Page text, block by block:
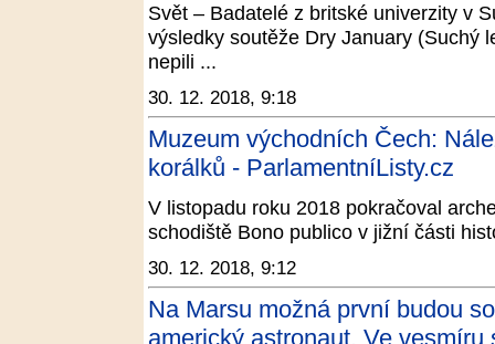
Svět – Badatelé z britské univerzity v
výsledky soutěže Dry January (Suchý
nepili ...
30. 12. 2018, 9:18
Muzeum východních Čech:
korálků - ParlamentníListy.cz
V listopadu roku 2018 pokračoval
schodiště Bono publico v jižní části
30. 12. 2018, 9:12
Na Marsu možná první budou
americký astronaut. Ve